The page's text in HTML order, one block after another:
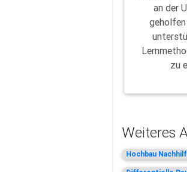
an der
zu
Weiteres
Hochbau